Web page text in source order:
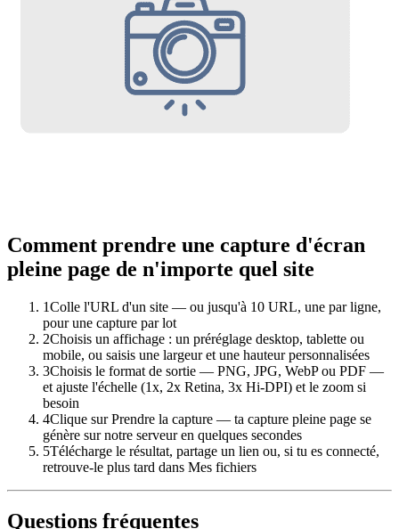
Comment prendre une capture d'écran
pleine page de n'importe quel site
1Colle l'URL d'un site — ou jusqu'à 10 URL, une par ligne,
pour une capture par lot
2Choisis un affichage : un préréglage desktop, tablette ou
mobile, ou saisis une largeur et une hauteur personnalisées
3Choisis le format de sortie — PNG, JPG, WebP ou PDF —
et ajuste l'échelle (1x, 2x Retina, 3x Hi-DPI) et le zoom si
besoin
4Clique sur Prendre la capture — ta capture pleine page se
génère sur notre serveur en quelques secondes
5Télécharge le résultat, partage un lien ou, si tu es connecté,
retrouve-le plus tard dans Mes fichiers
Questions fréquentes